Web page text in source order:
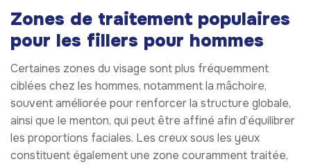
Zones de traitement populaires
pour les fillers pour hommes
Certaines zones du visage sont plus fréquemment
ciblées chez les hommes, notamment la mâchoire,
souvent améliorée pour renforcer la structure globale,
ainsi que le menton, qui peut être affiné afin d’équilibrer
les proportions faciales. Les creux sous les yeux
constituent également une zone couramment traitée,